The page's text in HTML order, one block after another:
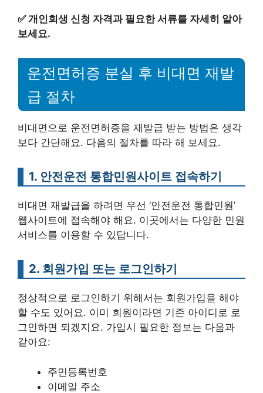
✅개인회생 신청 자격과 필요한 서류를 자세히 알아
보세요.
운전면허증 분실 후 비대면 재발
급 절차
비대면으로 운전면허증을 재발급 받는 방법은 생각
보다 간단해요. 다음의 절차를 따라 해 보세요.
1. 안전운전 통합민원사이트 접속하기
비대면 재발급을 하려면 우선 ‘안전운전 통합민원’
웹사이트에 접속해야 해요. 이곳에서는 다양한 민원
서비스를 이용할 수 있답니다.
2. 회원가입 또는 로그인하기
정상적으로 로그인하기 위해서는 회원가입을 해야
할 수도 있어요. 이미 회원이라면 기존 아이디로 로
그인하면 되겠지요. 가입시 필요한 정보는 다음과
같아요:
주민등록번호
이메일 주소